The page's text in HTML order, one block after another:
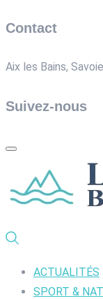
Contact
Aix les Bains, Savoie
Suivez-nous
ACTUALITÉS
SPORT &